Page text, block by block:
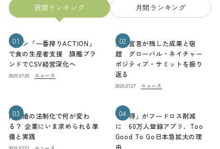
週間ランキング 月間ランキング
01
キリン「一番搾りACTION」
で食の生産者支援 旗艦ブラ
ンドでCSV経営深化へ
2026.07.30 ニュース
02
熊本宣言が残した成果と宿
題 グローバル・ネイチャー
ポジティブ・サミットを振り
返る
2026.07.27 ニュース
03
同性婚の法制化で何が変わ
る？ 企業にいま求められる準
備と実践
04
「お得」がフードロス削減
に 60万人登録アプリ、Too
Good To Go日本急拡大の理
由